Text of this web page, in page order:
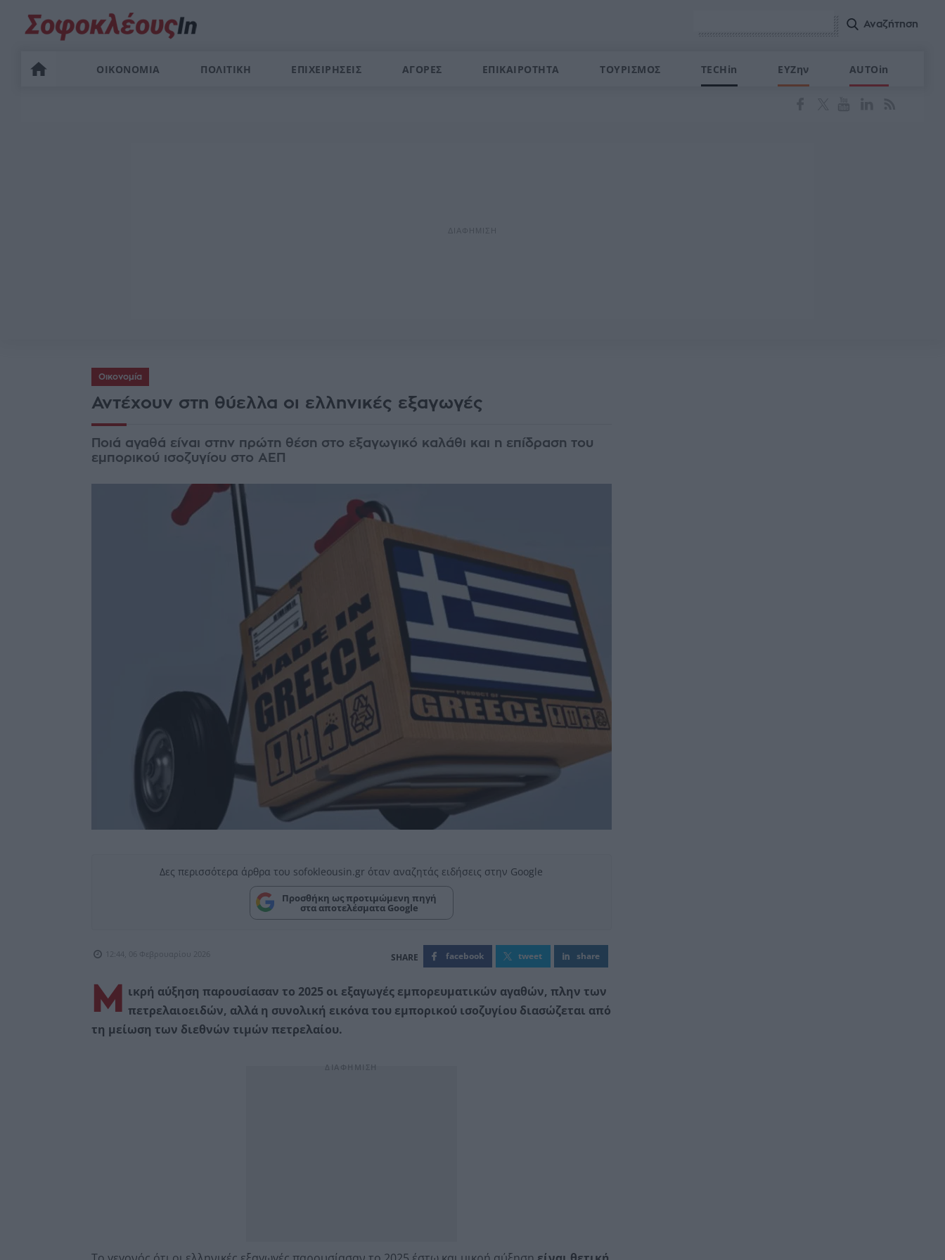
ΟΙΚΟΝΟΜΙΑ ΠΟΛΙΤΙΚΗ ΕΠΙΧΕΙΡΗΣΕΙΣ ΑΓΟΡΕΣ ΕΠΙΚΑΙΡΟΤΗΤΑ ΤΟΥΡΙΣΜΟΣ TECHin ΕΥΖην AUTOin
Οικονομία
Αντέχουν στη θύελλα οι ελληνικές εξαγωγές
Ποιά αγαθά είναι στην πρώτη θέση στο εξαγωγικό καλάθι και η επίδραση του
εμπορικού ισοζυγίου στο ΑΕΠ
Δες περισσότερα άρθρα του sofokleousin.gr όταν αναζητάς ειδήσεις στην Google
Προσθήκη ως προτιμώμενη πηγή
στα αποτελέσματα Google
12:44, 06 Φεβρουαρίου 2026 facebook tweet share
Μ
ικρή αύξηση παρουσίασαν το 2025 οι εξαγωγές εμπορευματικών αγαθών, πλην των
πετρελαιοειδών, αλλά η συνολική εικόνα του εμπορικού ισοζυγίου διασώζεται από
τη μείωση των διεθνών τιμών πετρελαίου.